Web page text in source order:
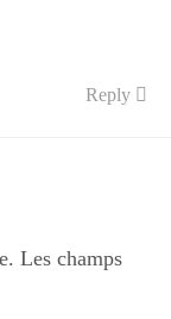
Reply
Les champs